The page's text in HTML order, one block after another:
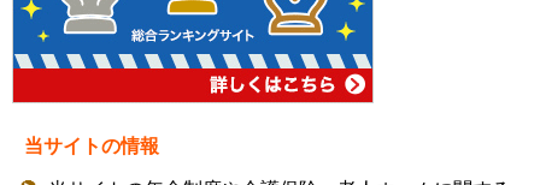
当サイトの情報